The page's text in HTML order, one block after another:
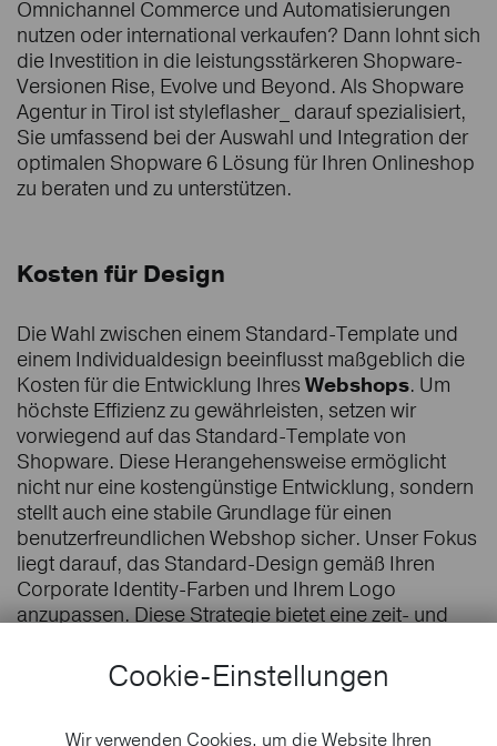
Omnichannel Commerce und Automatisierungen
nutzen oder international verkaufen? Dann lohnt sich
die Investition in die leistungsstärkeren Shopware-
Versionen Rise, Evolve und Beyond. Als Shopware
Agentur in Tirol ist styleflasher_ darauf spezialisiert,
Sie umfassend bei der Auswahl und Integration der
optimalen Shopware 6 Lösung für Ihren Onlineshop
zu beraten und zu unterstützen.
Kosten für Design
Die Wahl zwischen einem Standard-Template und
einem Individualdesign beeinflusst maßgeblich die
Kosten für die Entwicklung Ihres Webshops. Um
höchste Effizienz zu gewährleisten, setzen wir
vorwiegend auf das Standard-Template von
Shopware. Diese Herangehensweise ermöglicht
nicht nur eine kostengünstige Entwicklung, sondern
stellt auch eine stabile Grundlage für einen
benutzerfreundlichen Webshop sicher. Unser Fokus
liegt darauf, das Standard-Design gemäß Ihren
Corporate Identity-Farben und Ihrem Logo
anzupassen. Diese Strategie bietet eine zeit- und
Webshop mit einer soliden Basis zu präsentieren.
Cookie-Einstellungen
Wir verwenden Cookies, um die Website Ihren